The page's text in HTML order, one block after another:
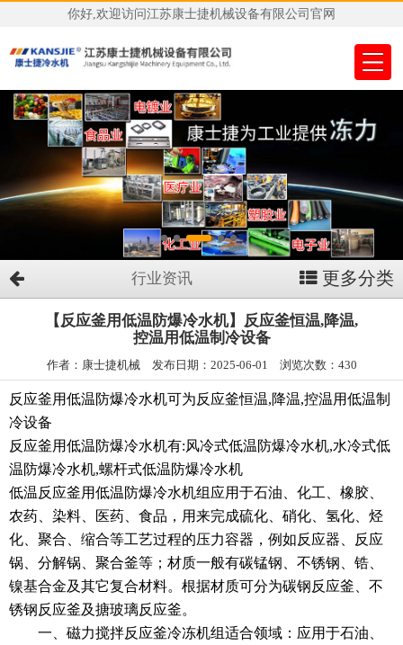
你好,欢迎访问江苏康士捷机械设备有限公司官网
行业资讯 更多分类
【反应釜用低温防爆冷水机】反应釜恒温,降温,
控温用低温制冷设备
作者：康士捷机械 发布日期：2025-06-01 浏览次数：430
反应釜用低温防爆冷水机可为反应釜恒温,降温,控温用低温制
冷设备
反应釜用低温防爆冷水机有:风冷式低温防爆冷水机,水冷式低
温防爆冷水机,螺杆式低温防爆冷水机
低温反应釜用低温防爆冷水机组应用于石油、化工、橡胶、
农药、染料、医药、食品，用来完成硫化、硝化、氢化、烃
化、聚合、缩合等工艺过程的压力容器，例如反应器、反应
锅、分解锅、聚合釜等；材质一般有碳锰钢、不锈钢、锆、
镍基合金及其它复合材料。根据材质可分为碳钢反应釜、不
锈钢反应釜及搪玻璃反应釜。
一、磁力搅拌反应釜冷冻机组适合领域：应用于石油、